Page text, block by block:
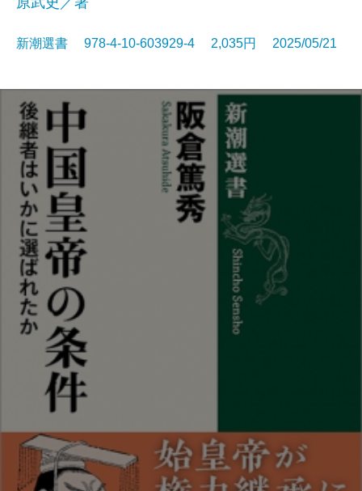
新潮選書 978-4-10-603929-4 2,035円 2025/05/21